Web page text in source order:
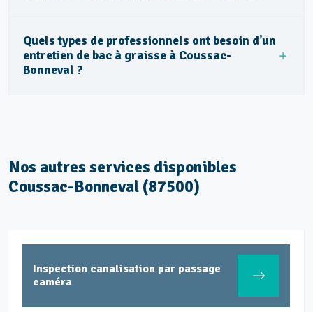
Quels types de professionnels ont besoin d’un
entretien de bac à graisse à Coussac-
Bonneval ?
Nos autres services disponibles
Coussac-Bonneval (87500)
Inspection canalisation par passage
caméra